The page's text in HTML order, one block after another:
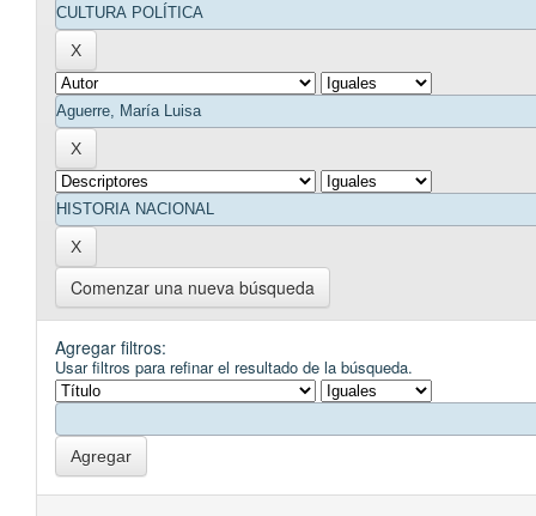
Comenzar una nueva búsqueda
Agregar filtros:
Usar filtros para refinar el resultado de la búsqueda.